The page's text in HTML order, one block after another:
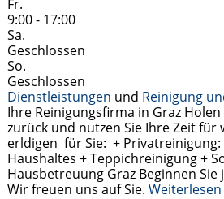
Fr.
9:00 - 17:00
Sa.
Geschlossen
So.
Geschlossen
Dienstleistungen und Reinigung
Ihre Reinigungsfirma in Graz
zurück und nutzen Sie Ihre Zeit für
erldigen für Sie: + Privatreinigung:
Haushaltes + Teppichreinigung +
Hausbetreuung Graz Beginnen
Wir freuen uns auf Sie.